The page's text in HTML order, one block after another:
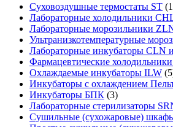
Суховоздушные термостаты ST
Лабораторные холодильники
Лабораторные морозильники
Ультранизкотемпературные
Лабораторные инкубаторы CLN
Фармацевтические
Охлаждаемые инкубаторы ILW
Инкубаторы с охлаждением
Инкубаторы БПК (3)
Лабораторные стерилизаторы
Сушильные (сухожаровые)